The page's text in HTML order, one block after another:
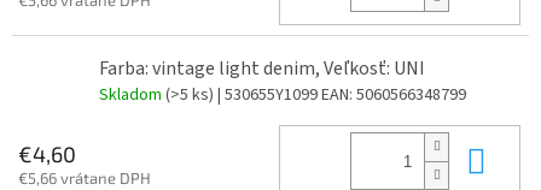
Farba: vintage light denim, Veľkosť: UNI
Skladom (>5 ks) | 530655Y1099EAN: 5060566348799
€4,60
€5,66 vrátane DPH